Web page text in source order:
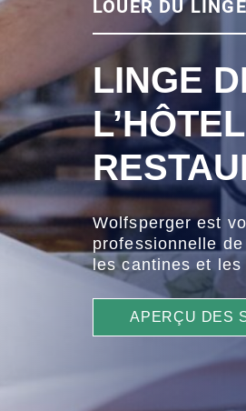
LOUER DU
LINGE
Wolfsperger est
professionnelle
les cantines et les
APERÇU DES